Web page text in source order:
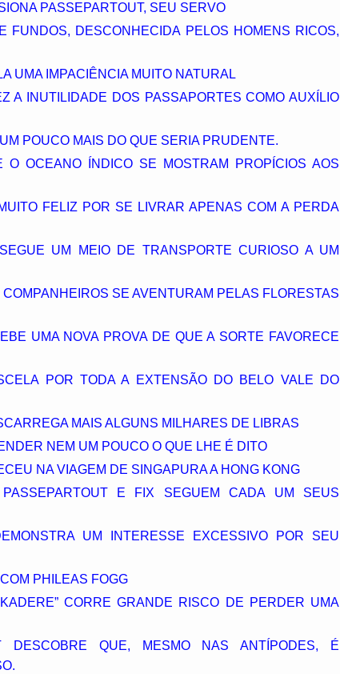
PASSEPARTOUT, SEU SERVO
FUNDOS, DESCONHECIDA PELOS HOMENS RICOS,
UMA IMPACIÊNCIA MUITO NATURAL
A INUTILIDADE DOS PASSAPORTES COMO AUXÍLIO
POUCO MAIS DO QUE SERIA PRUDENTE.
OCEANO ÍNDICO SE MOSTRAM PROPÍCIOS AOS
FELIZ POR SE LIVRAR APENAS COM A PERDA
UM MEIO DE TRANSPORTE CURIOSO A UM
SE AVENTURAM PELAS FLORESTAS
UMA NOVA PROVA DE QUE A SORTE FAVORECE
POR TODA A EXTENSÃO DO BELO VALE DO
MAIS ALGUNS MILHARES DE LIBRAS
NEM UM POUCO O QUE LHE É DITO
NA VIAGEM DE SINGAPURA A HONG KONG
E FIX SEGUEM CADA UM SEUS
UM INTERESSE EXCESSIVO POR SEU
PHILEAS FOGG
CORRE GRANDE RISCO DE PERDER UMA
DESCOBRE QUE, MESMO NAS ANTÍPODES, É